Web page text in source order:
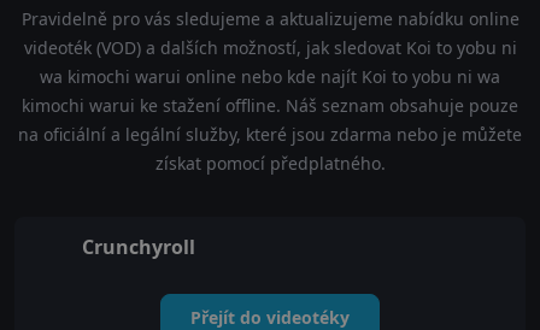
Pravidelně pro vás sledujeme a aktualizujeme nabídku online
videoték (VOD) a dalších možností, jak sledovat Koi to yobu ni
wa kimochi warui online nebo kde najít Koi to yobu ni wa
kimochi warui ke stažení offline. Náš seznam obsahuje pouze
na oficiální a legální služby, které jsou zdarma nebo je můžete
získat pomocí předplatného.
Crunchyroll
Přejít do videotéky